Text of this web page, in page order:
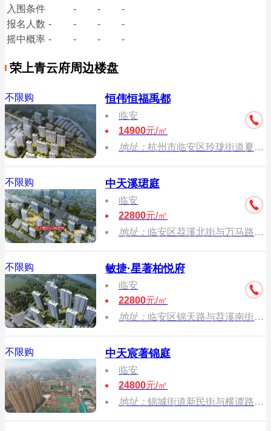
入围条件
- -
-
报名 人数 - - -
-
摇中概率 - - - -
荣上青云府周边楼盘
不限购 恒伟恒福禹都
临安
14900元/㎡
地址：杭州市临安区玲珑街道夏禹街118号桥文化公园旁
不限购 中天溪珺庭
临安
22800元/㎡
地址： 临安区苕溪北街与万马路交叉口往西约200米
不限购 敏捷·星著柏悦府
临安
22800元/㎡
地址： 临安区锦天路与苕溪南街交叉口
不限购 中天宸著锦庭
临安
24800元/㎡
地址：锦城街道新民街与横谭路交叉口